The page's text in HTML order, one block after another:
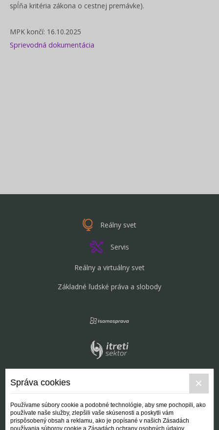
spĺňa kritéria zákona o cestnej premávke).
MPK končí: 16.10.2025
Sprievodná dokumentácia
Reálny svet
Servis
Reálny a virtuálny svet
Základné ľudské práva a slobody
Správa cookies
Používame súbory cookie a podobné technológie, aby sme pochopili, ako
používate naše služby, zlepšili vaše skúsenosti a poskytli vám
prispôsobený obsah a reklamu, ako je popísané v našich Zásadách
používania súborov cookie a Zásadách ochrany osobných údajov.